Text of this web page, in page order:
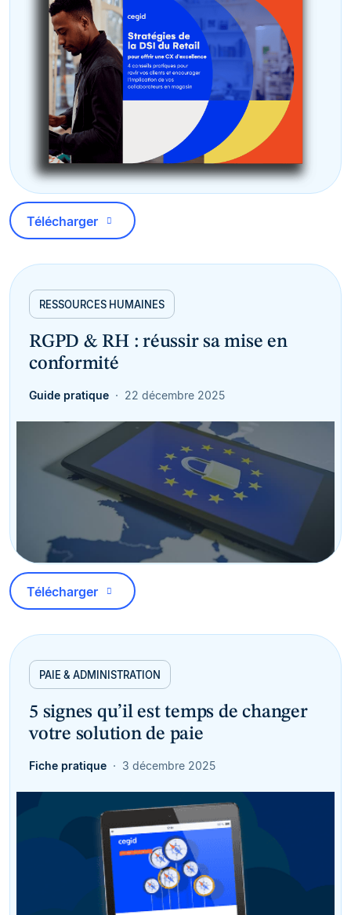
Télécharger
RESSOURCES HUMAINES
RGPD & RH : réussir sa mise en
conformité
Guide pratique 22 décembre 2025
Télécharger
PAIE & ADMINISTRATION
5 signes qu’il est temps de changer
votre solution de paie
Fiche pratique 3 décembre 2025